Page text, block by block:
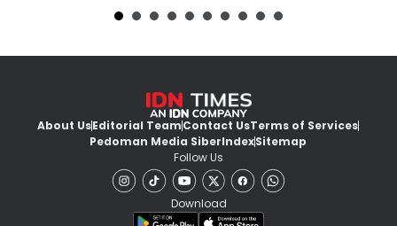
About UsEditorial TeamContact UsTerms of Services
Pedoman Media SiberIndexSitemap
Follow Us
Download